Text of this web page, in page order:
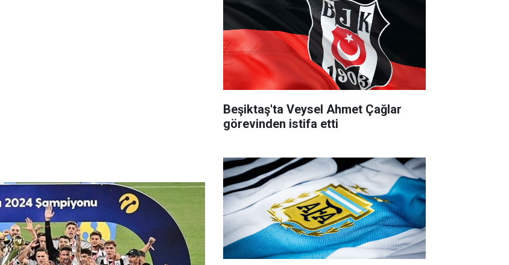
Beşiktaş'ta Veysel Ahmet Çağlar
görevinden istifa etti